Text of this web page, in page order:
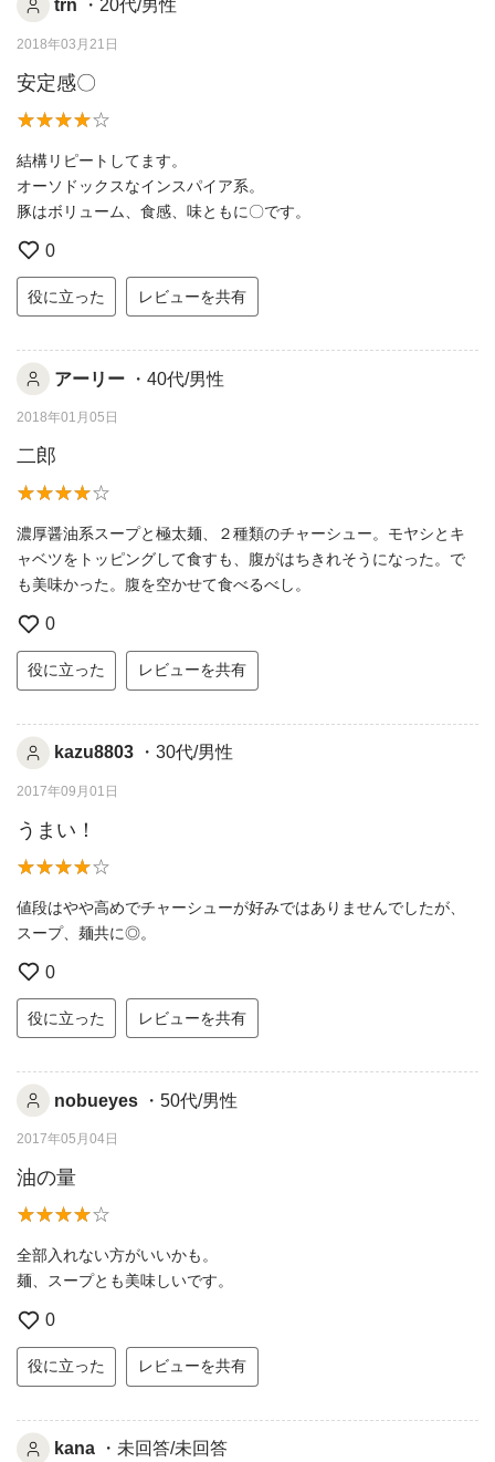
trn ・20代/男性
2018年03月21日
安定感〇
結構リピートしてます。
オーソドックスなインスパイア系。
豚はボリューム、食感、味ともに〇です。
0
役に立った レビューを共有
アーリー ・40代/男性
2018年01月05日
二郎
濃厚醤油系スープと極太麺、２種類のチャーシュー。モヤシとキ
ャベツをトッピングして食すも、腹がはちきれそうになった。で
も美味かった。腹を空かせて食べるべし。
0
役に立った レビューを共有
kazu8803 ・30代/男性
2017年09月01日
うまい！
値段はやや高めでチャーシューが好みではありませんでしたが、
スープ、麺共に◎。
0
役に立った レビューを共有
nobueyes ・50代/男性
2017年05月04日
油の量
全部入れない方がいいかも。
麺、スープとも美味しいです。
0
役に立った レビューを共有
kana ・未回答/未回答